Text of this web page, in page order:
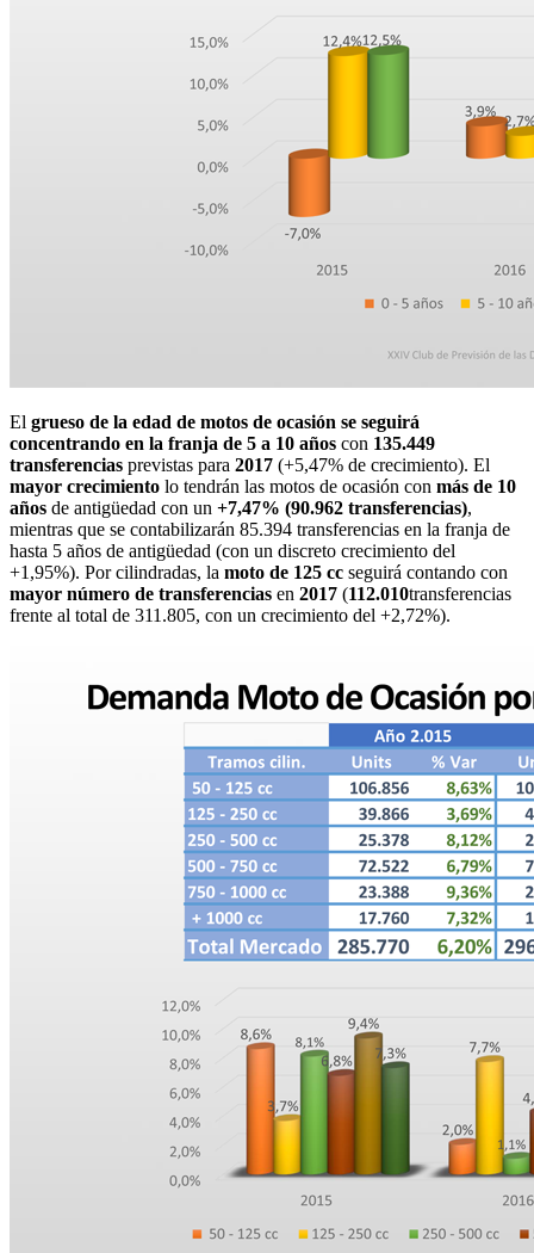
El grueso de la edad de motos de ocasión se seguirá
concentrando en la franja de 5 a 10 años con 135.449
transferencias previstas para 2017 (+5,47% de crecimiento). El
mayor crecimiento lo tendrán las motos de ocasión con más de 10
años de antigüedad con un +7,47% (90.962 transferencias),
mientras que se contabilizarán 85.394 transferencias en la franja de
hasta 5 años de antigüedad (con un discreto crecimiento del
+1,95%). Por cilindradas, la moto de 125 cc seguirá contando con
mayor número de transferencias en 2017 (112.010transferencias
frente al total de 311.805, con un crecimiento del +2,72%).